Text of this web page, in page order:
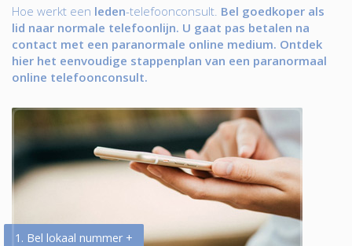
Hoe werkt een leden-telefoonconsult. Bel goedkoper als
lid naar normale telefoonlijn. U gaat pas betalen na
contact met een paranormale online medium. Ontdek
hier het eenvoudige stappenplan van een paranormaal
online telefoonconsult.
1. Bel lokaal nummer +